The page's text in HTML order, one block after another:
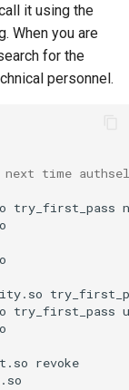
it using the
When you are
for the
personnel.
next time
try_first_pass
try_first_pass
revoke